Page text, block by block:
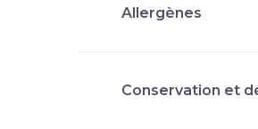
Allergènes
Conservation et